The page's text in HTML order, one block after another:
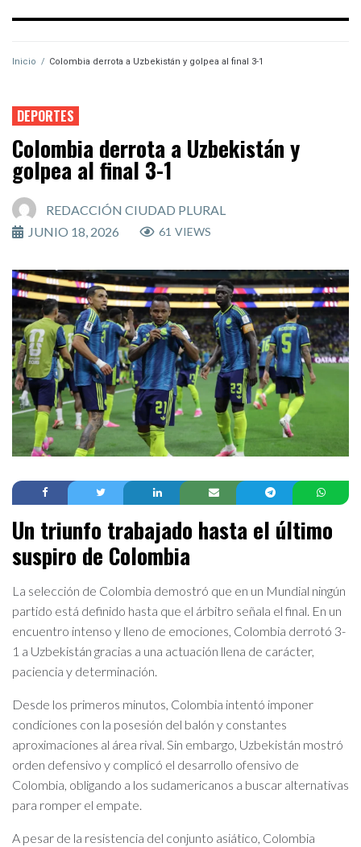
Inicio / Colombia derrota a Uzbekistán y golpea al final 3-1
DEPORTES
Colombia derrota a Uzbekistán y
golpea al final 3-1
REDACCIÓN CIUDAD PLURAL
JUNIO 18, 2026
61 VIEWS
Un triunfo trabajado hasta el último
suspiro de Colombia
La selección de Colombia demostró que en un Mundial ningún
partido está definido hasta que el árbitro señala el final. En un
encuentro intenso y lleno de emociones, Colombia derrotó 3-
1 a Uzbekistán gracias a una actuación llena de carácter,
paciencia y determinación.
Desde los primeros minutos, Colombia intentó imponer
condiciones con la posesión del balón y constantes
aproximaciones al área rival. Sin embargo, Uzbekistán mostró
orden defensivo y complicó el desarrollo ofensivo de
Colombia, obligando a los sudamericanos a buscar alternativas
para romper el empate.
A pesar de la resistencia del conjunto asiático, Colombia